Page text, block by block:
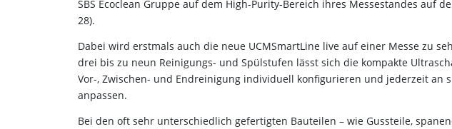
SBS Ecoclean Gruppe auf dem High-Purity-Bereich ihres Messestandes auf
28).
Dabei wird erstmals auch die neue UCMSmartLine live auf einer Messe zu
drei bis zu neun Reinigungs- und Spülstufen lässt sich die kompakte
Vor-, Zwischen- und Endreinigung individuell konfigurieren und jederzeit an
anpassen.
Bei den oft sehr unterschiedlich gefertigten Bauteilen – wie Gussteile,